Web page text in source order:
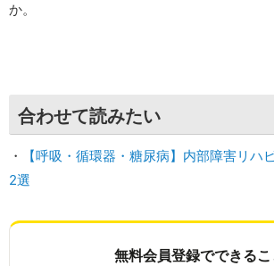
か。
合わせて読みたい
・
【呼吸・循環器・糖尿病】内部障害リハ
2選
無料会員登録でできるこ